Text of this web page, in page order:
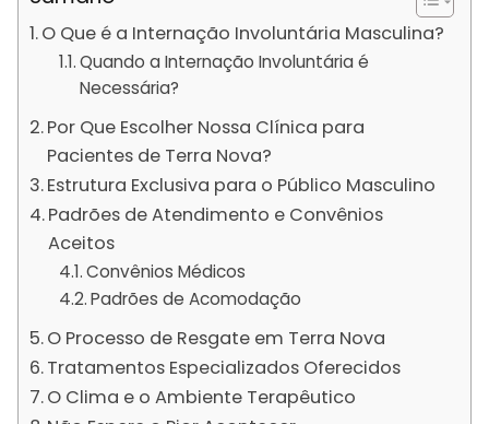
O Que é a Internação Involuntária Masculina?
Quando a Internação Involuntária é
Necessária?
Por Que Escolher Nossa Clínica para
Pacientes de Terra Nova?
Estrutura Exclusiva para o Público Masculino
Padrões de Atendimento e Convênios
Aceitos
Convênios Médicos
Padrões de Acomodação
O Processo de Resgate em Terra Nova
Tratamentos Especializados Oferecidos
O Clima e o Ambiente Terapêutico